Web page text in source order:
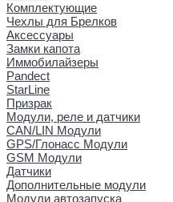
Комплектующие
Чехлы для Брелков
Аксессуары
Замки капота
Иммобилайзеры
Pandect
StarLine
Призрак
Модули, реле и датчики
CAN/LIN Модули
GPS/Глонасс Модули
GSM Модули
Датчики
Дополнительные модули
Модули автозапуска